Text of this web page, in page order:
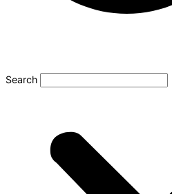
Search